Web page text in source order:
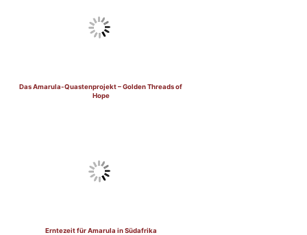
Das Amarula-Quastenprojekt – Golden Threads of
Hope
Erntezeit für Amarula in Südafrika